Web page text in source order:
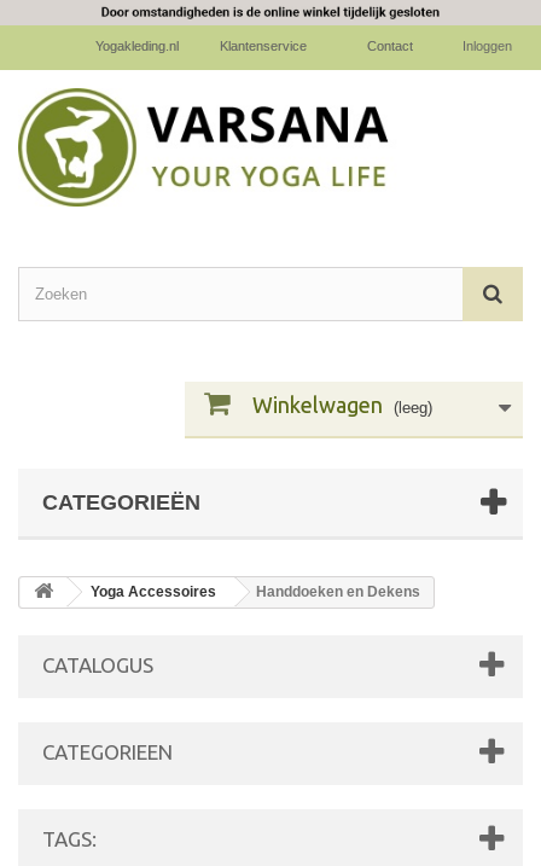
Inloggen
Contact
Klantenservice
Yogakleding.nl
Winkelwagen (leeg)
CATEGORIEËN
Yoga Accessoires Handdoeken en Dekens
CATALOGUS
CATEGORIEEN
TAGS: